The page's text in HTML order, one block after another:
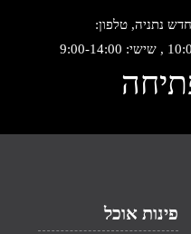
פינות אוכל